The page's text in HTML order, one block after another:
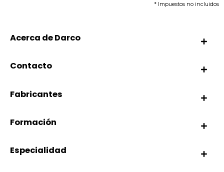
* Impuestos no incluidos
Acerca de Darco
Contacto
Fabricantes
Formación
Especialidad